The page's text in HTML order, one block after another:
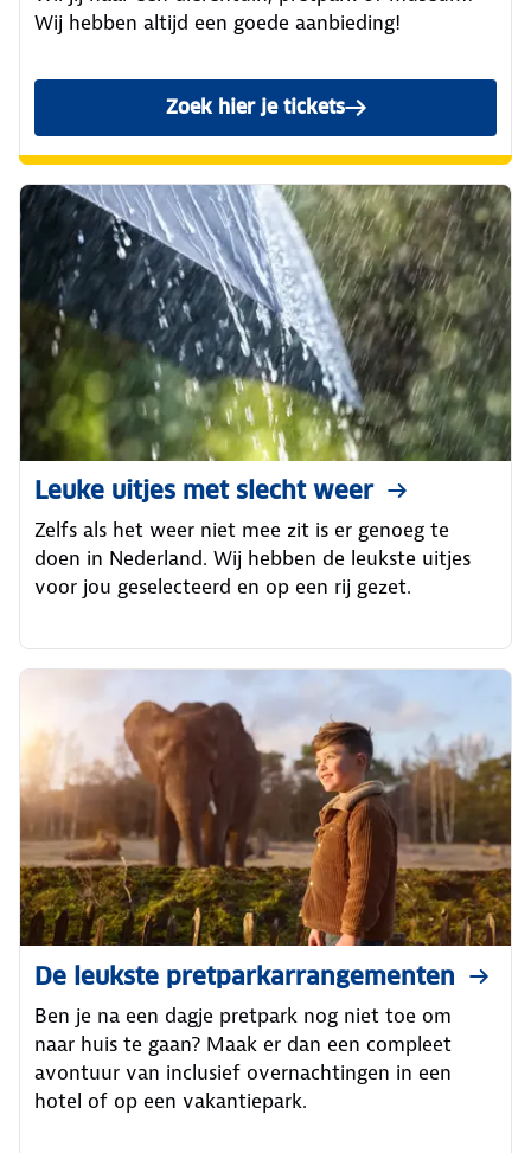
Wij hebben altijd een goede aanbieding!
Zoek hier je tickets
Leuke uitjes met slecht weer
Zelfs als het weer niet mee zit is er genoeg te
doen in Nederland. Wij hebben de leukste uitjes
voor jou geselecteerd en op een rij gezet.
De leukste pretparkarrangementen
Ben je na een dagje pretpark nog niet toe om
naar huis te gaan? Maak er dan een compleet
avontuur van inclusief overnachtingen in een
hotel of op een vakantiepark.